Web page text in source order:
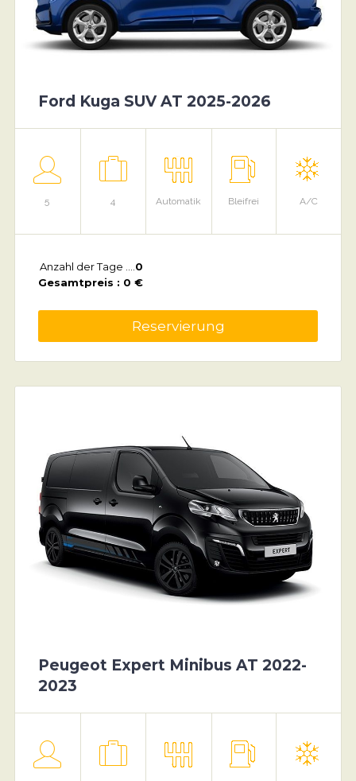
Ford Kuga SUV AT 2025-2026
5 4 Automatik Bleifrei A/C
Anzahl der Tage ....0
Gesamtpreis : 0 €
Reservierung
Peugeot Expert Minibus AT 2022-
2023